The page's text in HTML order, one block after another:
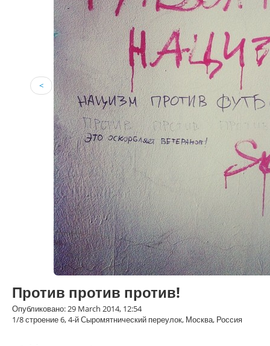
<
Против против против!
Опубликовано: 29 March 2014, 12:54
1/8 строение 6, 4-й Сыромятнический переулок, Москва, Россия